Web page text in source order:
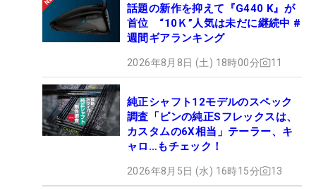
話題の新作を抑えて『G440 K』が
首位 “10Ｋ”人気は未だに継続中 #
週間ギアランキング
2026年8月8日 (土) 18時00分 11
純正シャフト12モデルのスペック
調査「ピンの純正Sフレックスは、
カスタムの6X相当」テーラー、キ
ャロ…もチェック！
2026年8月5日 (水) 16時15分 13